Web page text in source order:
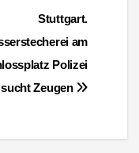
Stuttgart.
am
Polizei
sucht Zeugen